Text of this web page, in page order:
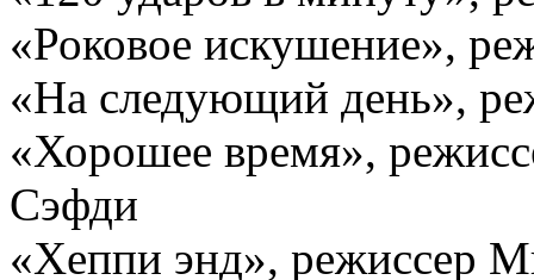
«Роковое искушение»,
«На следующий день»,
«Хорошее время»,
Сэфди
«Хеппи энд», режиссер